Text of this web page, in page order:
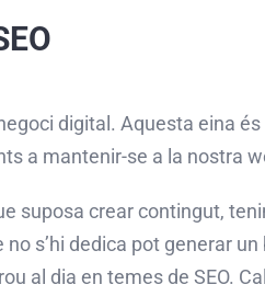
digital. Aquesta eina
a mantenir-se a la nostra
suposa crear contingut,
s’hi dedica pot generar
al dia en temes de SEO.